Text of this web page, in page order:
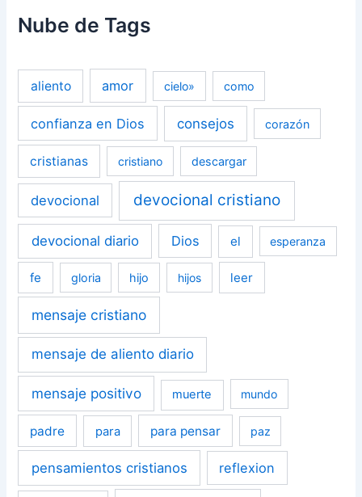
Nube de Tags
aliento amor cielo» como
confianza en Dios consejos corazón
cristianas cristiano descargar
devocional devocional cristiano
devocional diario Dios el esperanza
fe gloria hijo hijos leer
mensaje cristiano
mensaje de aliento diario
mensaje positivo muerte mundo
padre para para pensar paz
pensamientos cristianos reflexion